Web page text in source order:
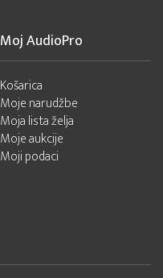
Moj AudioPro
Košarica
Moje narudžbe
Moja lista želja
Moje aukcije
Moji podaci